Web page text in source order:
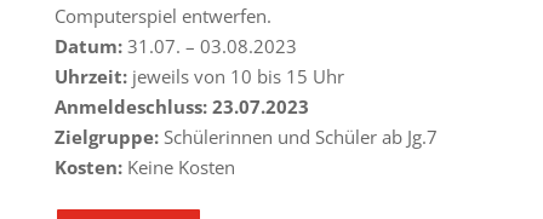
Computerspiel entwerfen.
Datum:31.07. – 03.08.2023
Uhrzeit:jeweils von 10 bis 15 Uhr
Anmeldeschluss: 23.07.2023
Zielgruppe:Schülerinnen und Schüler ab Jg.7
Kosten:Keine Kosten